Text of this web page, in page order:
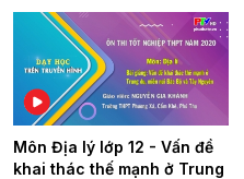
Môn Địa lý lớp 12 - Vấn đề
khai thác thế mạnh ở Trung